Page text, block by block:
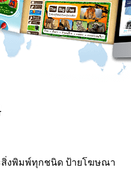
งพิมพ์ทุกชนิด ป้ายโฆษณา